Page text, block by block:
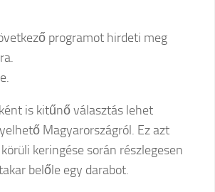
programot hirdeti meg
is kitűnő választás lehet
Magyarországról. Ez azt
keringése során részlegesen
belőle egy darabot.